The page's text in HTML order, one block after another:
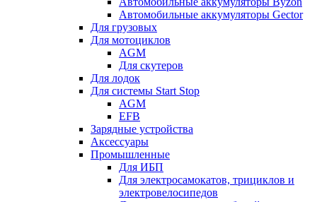
Автомобильные аккумуляторы Gector
Для грузовых
Для мотоциклов
AGM
Для скутеров
Для лодок
Для системы Start Stop
AGM
EFB
Зарядные устройства
Аксессуары
Промышленные
Для ИБП
Для электросамокатов, трициклов и
электровелосипедов